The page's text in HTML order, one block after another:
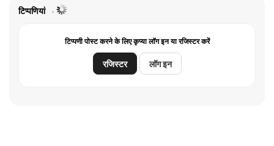
टिप्पणियां
टिप्पणी पोस्ट करने के लिए कृप्या लॉग इन या रजिस्टर करें
रजिस्टर लॉग इन